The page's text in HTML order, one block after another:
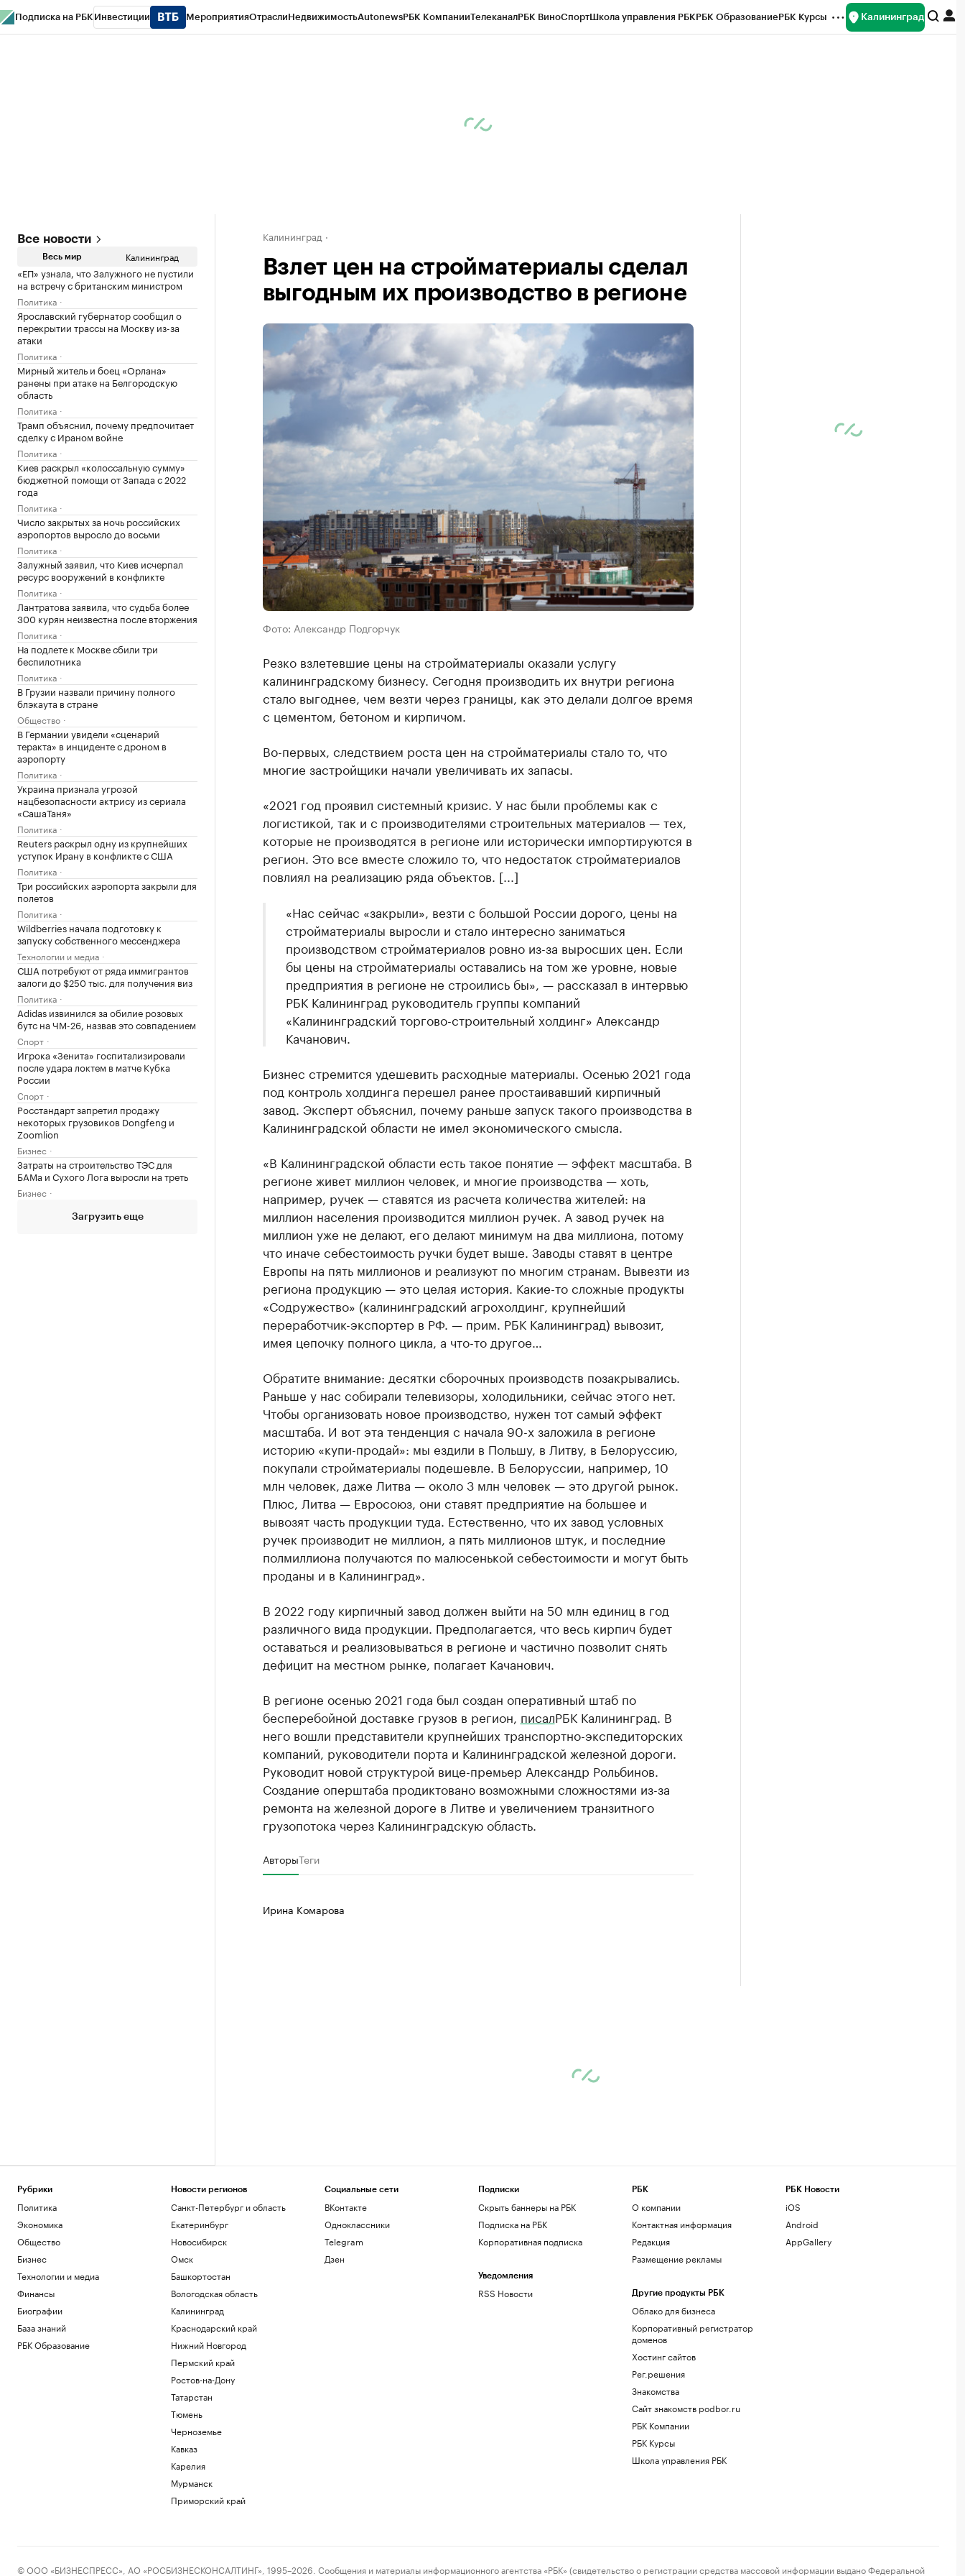
Подписка на РБК Инвестиции МероприятияОтраслиНедвижимостьAutonewsРБК КомпанииТелеканалРБК ВиноСпортШкола управления РБКРБК ОбразованиеРБК Курсы Калининград
Все новости
Весь мир Калининград
«ЕП» узнала, что Залужного не пустили
на встречу с британским министром
Политика
Ярославский губернатор сообщил о
перекрытии трассы на Москву из-за
атаки
Политика
Мирный житель и боец «Орлана»
ранены при атаке на Белгородскую
область
Политика
Трамп объяснил, почему предпочитает
сделку с Ираном войне
Политика
Киев раскрыл «колоссальную сумму»
бюджетной помощи от Запада с 2022
года
Политика
Число закрытых за ночь российских
аэропортов выросло до восьми
Политика
Залужный заявил, что Киев исчерпал
ресурс вооружений в конфликте
Политика
Лантратова заявила, что судьба более
300 курян неизвестна после вторжения
Политика
На подлете к Москве сбили три
беспилотника
Политика
В Грузии назвали причину полного
блэкаута в стране
Общество
В Германии увидели «сценарий
теракта» в инциденте с дроном в
аэропорту
Политика
Украина признала угрозой
нацбезопасности актрису из сериала
«СашаТаня»
Политика
Reuters раскрыл одну из крупнейших
уступок Ирану в конфликте с США
Политика
Три российских аэропорта закрыли для
полетов
Политика
Wildberries начала подготовку к
запуску собственного мессенджера
Технологии и медиа
США потребуют от ряда иммигрантов
залоги до $250 тыс. для получения виз
Политика
Adidas извинился за обилие розовых
бутс на ЧМ-26, назвав это совпадением
Спорт
Игрока «Зенита» госпитализировали
после удара локтем в матче Кубка
России
Спорт
Росстандарт запретил продажу
некоторых грузовиков Dongfeng и
Zoomlion
Бизнес
Затраты на строительство ТЭС для
БАМа и Сухого Лога выросли на треть
Бизнес
Загрузить еще
Калининград
Взлет цен на стройматериалы сделал
выгодным их производство в регионе
Фото: Александр Подгорчук
Резко взлетевшие цены на стройматериалы оказали услугу
калининградскому бизнесу. Сегодня производить их внутри региона
стало выгоднее, чем везти через границы, как это делали долгое время
с цементом, бетоном и кирпичом.
Во-первых, следствием роста цен на стройматериалы стало то, что
многие застройщики начали увеличивать их запасы.
«2021 год проявил системный кризис. У нас были проблемы как с
логистикой, так и с производителями строительных материалов — тех,
которые не производятся в регионе или исторически импортируются в
регион. Это все вместе сложило то, что недостаток стройматериалов
повлиял на реализацию ряда объектов. [...]
«Нас сейчас «закрыли», везти с большой России дорого, цены на
стройматериалы выросли и стало интересно заниматься
производством стройматериалов ровно из-за выросших цен. Если
бы цены на стройматериалы оставались на том же уровне, новые
предприятия в регионе не строились бы», — рассказал в интервью
РБК Калининград руководитель группы компаний
«Калининградский торгово-строительный холдинг» Александр
Качанович.
Бизнес стремится удешевить расходные материалы. Осенью 2021 года
под контроль холдинга перешел ранее простаивавший кирпичный
завод. Эксперт объяснил, почему раньше запуск такого производства в
Калининградской области не имел экономического смысла.
«В Калининградской области есть такое понятие — эффект масштаба. В
регионе живет миллион человек, и многие производства — хоть,
например, ручек — ставятся из расчета количества жителей: на
миллион населения производится миллион ручек. А завод ручек на
миллион уже не делают, его делают минимум на два миллиона, потому
что иначе себестоимость ручки будет выше. Заводы ставят в центре
Европы на пять миллионов и реализуют по многим странам. Вывезти из
региона продукцию — это целая история. Какие-то сложные продукты
«Содружество» (калининградский агрохолдинг, крупнейший
переработчик-экспортер в РФ. — прим. РБК Калининград) вывозит,
имея цепочку полного цикла, а что-то другое…
Обратите внимание: десятки сборочных производств позакрывались.
Раньше у нас собирали телевизоры, холодильники, сейчас этого нет.
Чтобы организовать новое производство, нужен тот самый эффект
масштаба. И вот эта тенденция с начала 90-х заложила в регионе
историю «купи-продай»: мы ездили в Польшу, в Литву, в Белоруссию,
покупали стройматериалы подешевле. В Белоруссии, например, 10
млн человек, даже Литва — около 3 млн человек — это другой рынок.
Плюс, Литва — Евросоюз, они ставят предприятие на большее и
вывозят часть продукции туда. Естественно, что их завод условных
ручек производит не миллион, а пять миллионов штук, и последние
полмиллиона получаются по малюсенькой себестоимости и могут быть
проданы и в Калининград».
В 2022 году кирпичный завод должен выйти на 50 млн единиц в год
различного вида продукции. Предполагается, что весь кирпич будет
оставаться и реализовываться в регионе и частично позволит снять
дефицит на местном рынке, полагает Качанович.
В регионе осенью 2021 года был создан оперативный штаб по
бесперебойной доставке грузов в регион, писалРБК Калининград. В
него вошли представители крупнейших транспортно-экспедиторских
компаний, руководители порта и Калининградской железной дороги.
Руководит новой структурой вице-премьер Александр Рольбинов.
Создание оперштаба продиктовано возможными сложностями из-за
ремонта на железной дороге в Литве и увеличением транзитного
грузопотока через Калининградскую область.
АвторыТеги
Ирина Комарова
Рубрики
Политика
Экономика
Общество
Бизнес
Технологии и медиа
Финансы
Биографии
База знаний
РБК Образование
Новости регионов
Санкт-Петербург и область
Екатеринбург
Новосибирск
Омск
Башкортостан
Вологодская область
Калининград
Краснодарский край
Нижний Новгород
Пермский край
Ростов-на-Дону
Татарстан
Тюмень
Черноземье
Кавказ
Карелия
Мурманск
Приморский край
Социальные сети
ВКонтакте
Одноклассники
Telegram
Дзен
Подписки
Скрыть баннеры на РБК
Подписка на РБК
Корпоративная подписка
Уведомления
RSS Новости
РБК
О компании
Контактная информация
Редакция
Размещение рекламы
Другие продукты РБК
Облако для бизнеса
Корпоративный регистратор
доменов
Хостинг сайтов
Рег.решения
Знакомства
Сайт знакомств podbor.ru
РБК Компании
РБК Курсы
Школа управления РБК
РБК Новости
iOS
Android
AppGallery
© ООО «БИЗНЕСПРЕСС», АО «РОСБИЗНЕСКОНСАЛТИНГ», 1995–2026. Сообщения и материалы информационного агентства «РБК» (свидетельство о регистрации средства массовой информации выдано Федеральной